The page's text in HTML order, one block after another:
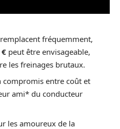
fréquemment,
peut être envisageable,
les freinages brutaux.
compromis entre coût et
ami* du conducteur
les amoureux de la